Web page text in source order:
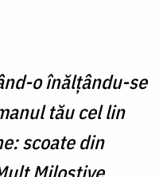
o înălţându-se
tău cel lin
scoate din